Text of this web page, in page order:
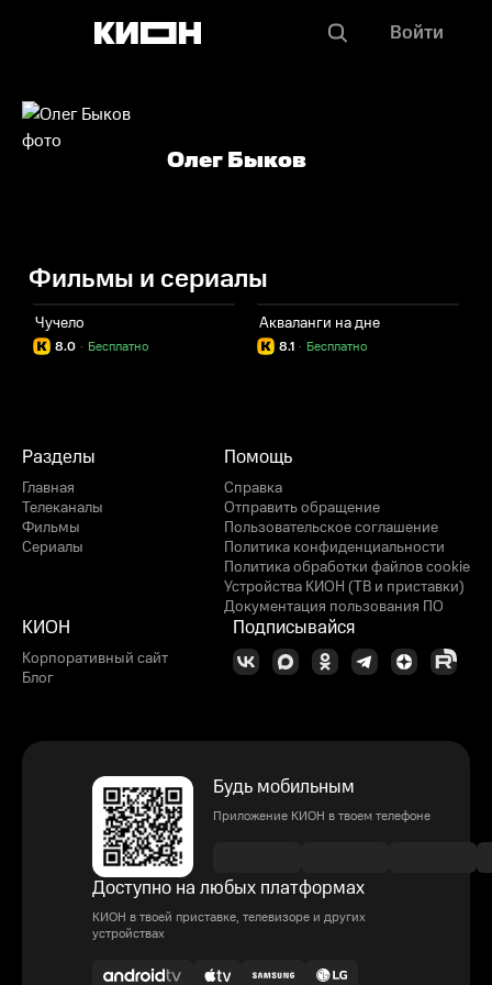
Войти
Олег Быков
Фильмы и сериалы
Чучело
8.0 Бесплатно
·
Акваланги на дне
8.1 Бесплатно
·
Разделы
Главная
Телеканалы
Фильмы
Сериалы
Помощь
Справка
Отправить обращение
Пользовательское соглашение
Политика конфиденциальности
Политика обработки файлов cookie
Устройства КИОН (ТВ и приставки)
Документация пользования ПО
КИОН
Корпоративный сайт
Блог
Подписывайся
Будь мобильным
Приложение КИОН в твоем телефоне
Доступно на любых платформах
КИОН в твоей приставке, телевизоре и других
устройствах